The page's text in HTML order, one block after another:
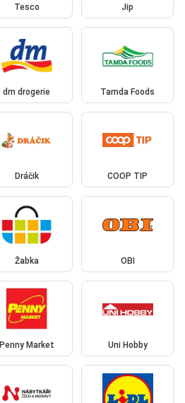
Tesco Jip
dm drogerie Tamda Foods
Dráčik COOP TIP
Žabka OBI
Penny Market Uni Hobby